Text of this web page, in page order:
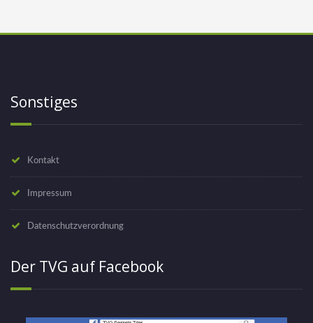
Sonstiges
Kontakt
Impressum
Datenschutzverordnung
Der TVG auf Facebook